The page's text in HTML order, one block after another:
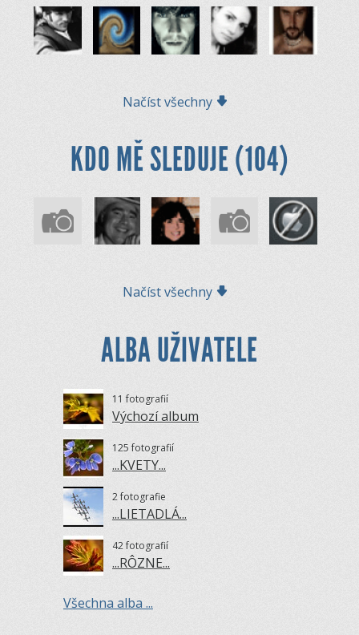
Načíst všechny
KDO MĚ SLEDUJE (104)
Načíst všechny
ALBA UŽIVATELE
11 fotografií
Výchozí album
125 fotografií
...KVETY...
2 fotografie
...LIETADLÁ...
42 fotografií
...RÔZNE...
Všechna alba ...